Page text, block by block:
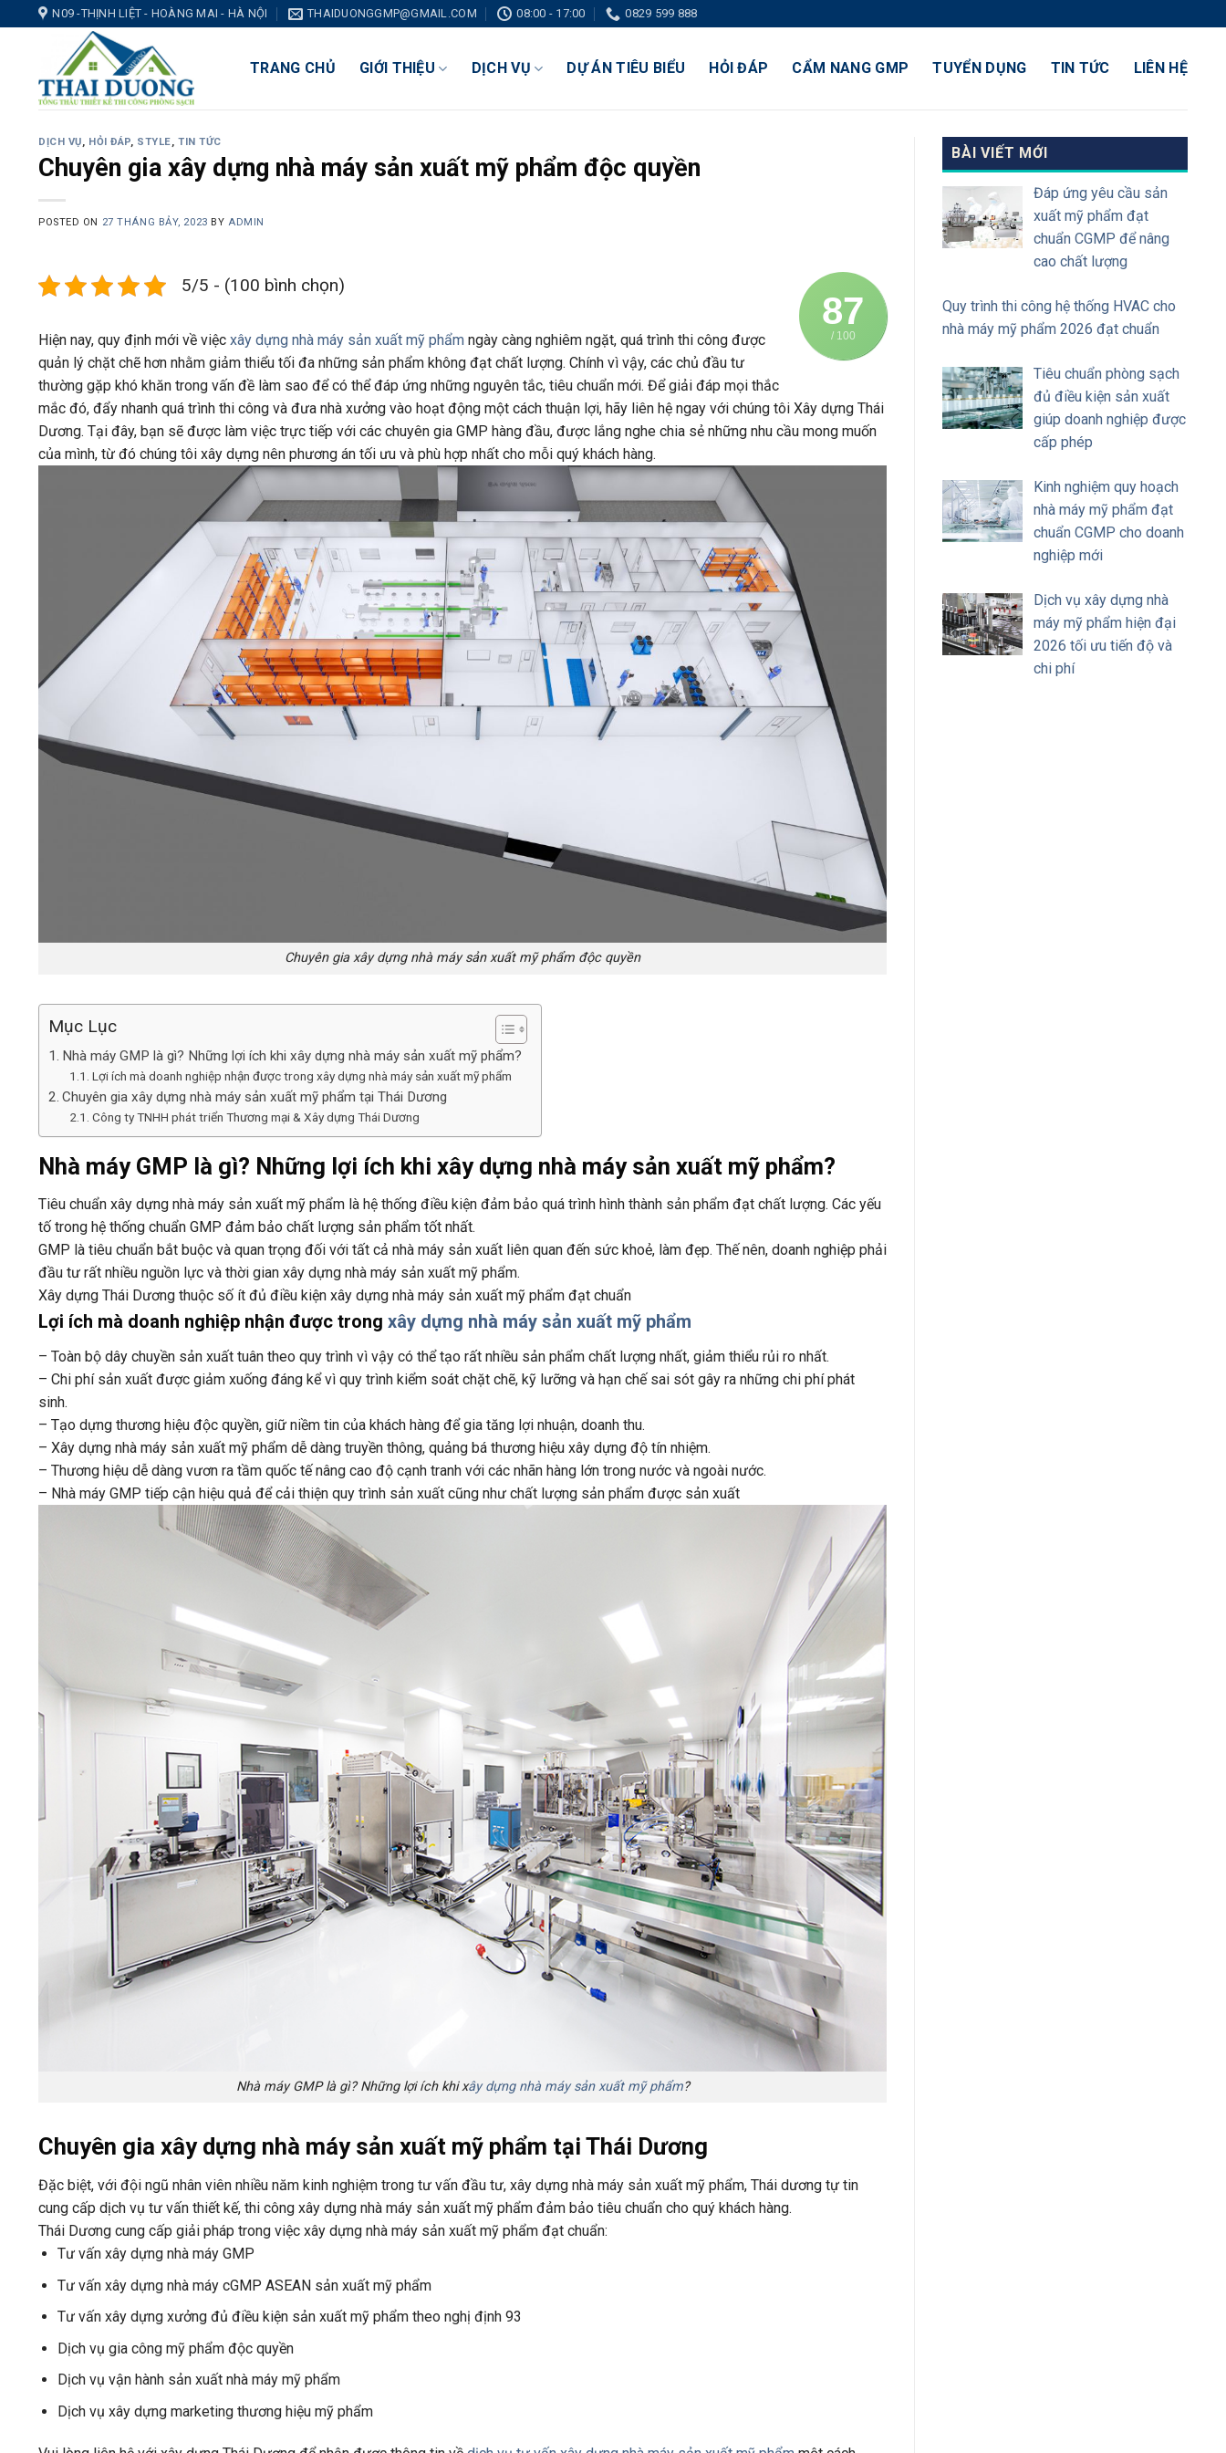
N09 -THỊNH LIỆT - HOÀNG MAI - HÀ NỘI THAIDUONGGMP@GMAIL.COM 08:00 - 17:00 0829 599 888
TRANG CHỦ GIỚI THIỆU DỊCH VỤ DỰ ÁN TIÊU BIỂU HỎI ĐÁP CẨM NANG GMP TUYỂN DỤNG TIN TỨC LIÊN HỆ
DỊCH VỤ, HỎI ĐÁP, STYLE,TIN TỨC
Chuyên gia xây dựng nhà máy sản xuất mỹ phẩm độc quyền
POSTED ON 27 THÁNG BẢY, 2023 BY ADMIN
87
/ 100
5/5 - (100 bình chọn)
Hiện nay, quy định mới về việc xây dựng nhà máy sản xuất mỹ phẩm ngày càng nghiêm ngặt, quá trình thi công được
quản lý chặt chẽ hơn nhằm giảm thiểu tối đa những sản phẩm không đạt chất lượng. Chính vì vậy, các chủ đầu tư
thường gặp khó khăn trong vấn đề làm sao để có thể đáp ứng những nguyên tắc, tiêu chuẩn mới. Để giải đáp mọi thắc
mắc đó, đẩy nhanh quá trình thi công và đưa nhà xưởng vào hoạt động một cách thuận lợi, hãy liên hệ ngay với chúng tôi Xây dựng Thái
Dương. Tại đây, bạn sẽ được làm việc trực tiếp với các chuyên gia GMP hàng đầu, được lắng nghe chia sẻ những nhu cầu mong muốn
của mình, từ đó chúng tôi xây dựng nên phương án tối ưu và phù hợp nhất cho mỗi quý khách hàng.
Chuyên gia xây dựng nhà máy sản xuất mỹ phẩm độc quyền
Mục Lục
Nhà máy GMP là gì? Những lợi ích khi xây dựng nhà máy sản xuất mỹ phẩm?
Lợi ích mà doanh nghiệp nhận được trong xây dựng nhà máy sản xuất mỹ phẩm
Chuyên gia xây dựng nhà máy sản xuất mỹ phẩm tại Thái Dương
Công ty TNHH phát triển Thương mại & Xây dựng Thái Dương
Nhà máy GMP là gì? Những lợi ích khi xây dựng nhà máy sản xuất mỹ phẩm?
Tiêu chuẩn xây dựng nhà máy sản xuất mỹ phẩm là hệ thống điều kiện đảm bảo quá trình hình thành sản phẩm đạt chất lượng. Các yếu
tố trong hệ thống chuẩn GMP đảm bảo chất lượng sản phẩm tốt nhất.
GMP là tiêu chuẩn bắt buộc và quan trọng đối với tất cả nhà máy sản xuất liên quan đến sức khoẻ, làm đẹp. Thế nên, doanh nghiệp phải
đầu tư rất nhiều nguồn lực và thời gian xây dựng nhà máy sản xuất mỹ phẩm.
Xây dựng Thái Dương thuộc số ít đủ điều kiện xây dựng nhà máy sản xuất mỹ phẩm đạt chuẩn
Lợi ích mà doanh nghiệp nhận được trong xây dựng nhà máy sản xuất mỹ phẩm
– Toàn bộ dây chuyền sản xuất tuân theo quy trình vì vậy có thể tạo rất nhiều sản phẩm chất lượng nhất, giảm thiểu rủi ro nhất.
– Chi phí sản xuất được giảm xuống đáng kể vì quy trình kiểm soát chặt chẽ, kỹ lưỡng và hạn chế sai sót gây ra những chi phí phát
sinh.
– Tạo dựng thương hiệu độc quyền, giữ niềm tin của khách hàng để gia tăng lợi nhuận, doanh thu.
– Xây dựng nhà máy sản xuất mỹ phẩm dễ dàng truyền thông, quảng bá thương hiệu xây dựng độ tín nhiệm.
– Thương hiệu dễ dàng vươn ra tầm quốc tế nâng cao độ cạnh tranh với các nhãn hàng lớn trong nước và ngoài nước.
– Nhà máy GMP tiếp cận hiệu quả để cải thiện quy trình sản xuất cũng như chất lượng sản phẩm được sản xuất
Nhà máy GMP là gì? Những lợi ích khi xây dựng nhà máy sản xuất mỹ phẩm?
Chuyên gia xây dựng nhà máy sản xuất mỹ phẩm tại Thái Dương
Đặc biệt, với đội ngũ nhân viên nhiều năm kinh nghiệm trong tư vấn đầu tư, xây dựng nhà máy sản xuất mỹ phẩm, Thái dương tự tin
cung cấp dịch vụ tư vấn thiết kế, thi công xây dựng nhà máy sản xuất mỹ phẩm đảm bảo tiêu chuẩn cho quý khách hàng.
Thái Dương cung cấp giải pháp trong việc xây dựng nhà máy sản xuất mỹ phẩm đạt chuẩn:
Tư vấn xây dựng nhà máy GMP
Tư vấn xây dựng nhà máy cGMP ASEAN sản xuất mỹ phẩm
Tư vấn xây dựng xưởng đủ điều kiện sản xuất mỹ phẩm theo nghị định 93
Dịch vụ gia công mỹ phẩm độc quyền
Dịch vụ vận hành sản xuất nhà máy mỹ phẩm
Dịch vụ xây dựng marketing thương hiệu mỹ phẩm
BÀI VIẾT MỚI
Đáp ứng yêu cầu sản
xuất mỹ phẩm đạt
chuẩn CGMP để nâng
cao chất lượng
Quy trình thi công hệ thống HVAC cho
nhà máy mỹ phẩm 2026 đạt chuẩn
Tiêu chuẩn phòng sạch
đủ điều kiện sản xuất
giúp doanh nghiệp được
cấp phép
Kinh nghiệm quy hoạch
nhà máy mỹ phẩm đạt
chuẩn CGMP cho doanh
nghiệp mới
Dịch vụ xây dựng nhà
máy mỹ phẩm hiện đại
2026 tối ưu tiến độ và
chi phí